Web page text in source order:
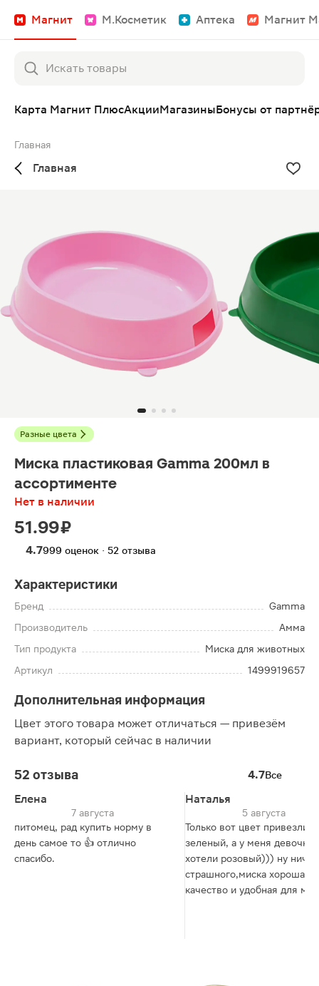
Магнит М.Косметик Аптека Магнит
Карта Магнит ПлюсАкцииМагазиныБонусы от
Главная
Главная
Разные цвета
Миска пластиковая Gаmmа 200мл в
ассортименте
Нет в наличии
51.99 ₽
4.7999 оценок · 52 отзыва
Характеристики
Бренд
Gamma
Производитель
Амма
Тип продукта
Миска для животных
Артикул
1499919657
Дополнительная информация
Цвет этого товара может отличаться — привезём
вариант, который сейчас в наличии
52 отзыва 4.7Все
Елена
7 августа
питомец, рад купить норму в
день самое то 👍 отлично
спасибо.
Наталья
5 августа
Только вот цвет привезли
зеленый, а у меня девочка
хотели розовый))) ну ничего
страшного,миска хорошая и
качество и удобная для